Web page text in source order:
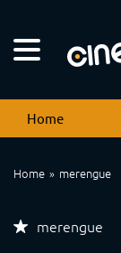
Home
Home merengue
merengue